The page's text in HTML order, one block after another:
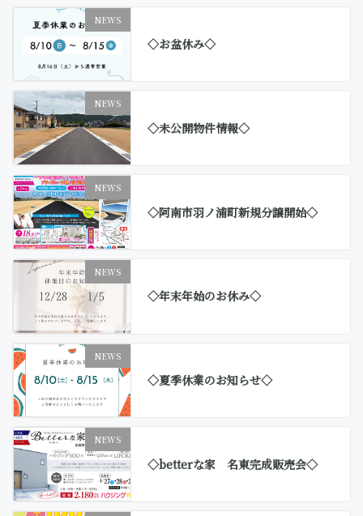
NEWS
◇お盆休み◇
NEWS
◇未公開物件情報◇
NEWS
◇阿南市羽ノ浦町新規分譲開始◇
NEWS
◇年末年始のお休み◇
NEWS
◇夏季休業のお知らせ◇
NEWS
◇betterな家 名東完成販売会◇